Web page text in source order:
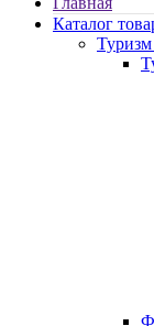
Каталог